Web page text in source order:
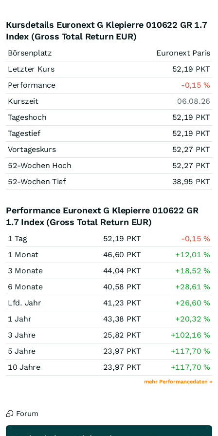
Kursdetails Euronext G Klepierre 010622 GR 1.7
Index (Gross Total Return EUR)
Börsenplatz
Euronext Paris
Letzter Kurs
52,19 PKT
Performance
-0,15%
Kurszeit
06.08.26
Tageshoch
52,19 PKT
Tagestief
52,19 PKT
Vortageskurs
52,27 PKT
52-Wochen Hoch
52,27 PKT
52-Wochen Tief
38,95 PKT
Performance Euronext G Klepierre 010622 GR
1.7 Index (Gross Total Return EUR)
1 Tag 52,19 PKT -0,15%
1 Monat
46,60 PKT +12,01%
3 Monate
44,04 PKT +18,52%
6 Monate
40,58 PKT +28,61%
Lfd. Jahr
41,23 PKT +26,60%
1 Jahr
43,38 PKT +20,32%
3 Jahre
25,82 PKT +102,16%
5 Jahre
23,97 PKT +117,70%
10 Jahre
23,97 PKT +117,70%
mehr Performancedaten »
Forum